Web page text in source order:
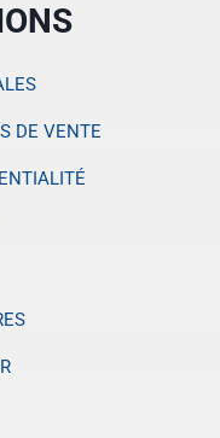
DE VENTE